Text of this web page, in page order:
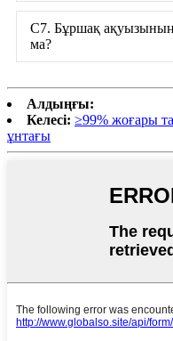
С7. Бұршақ ақуызының
ма?
Алдыңғы:
Келесі: ≥99% жоғары
ұнтағы